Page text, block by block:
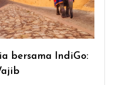
bersama IndiGo: